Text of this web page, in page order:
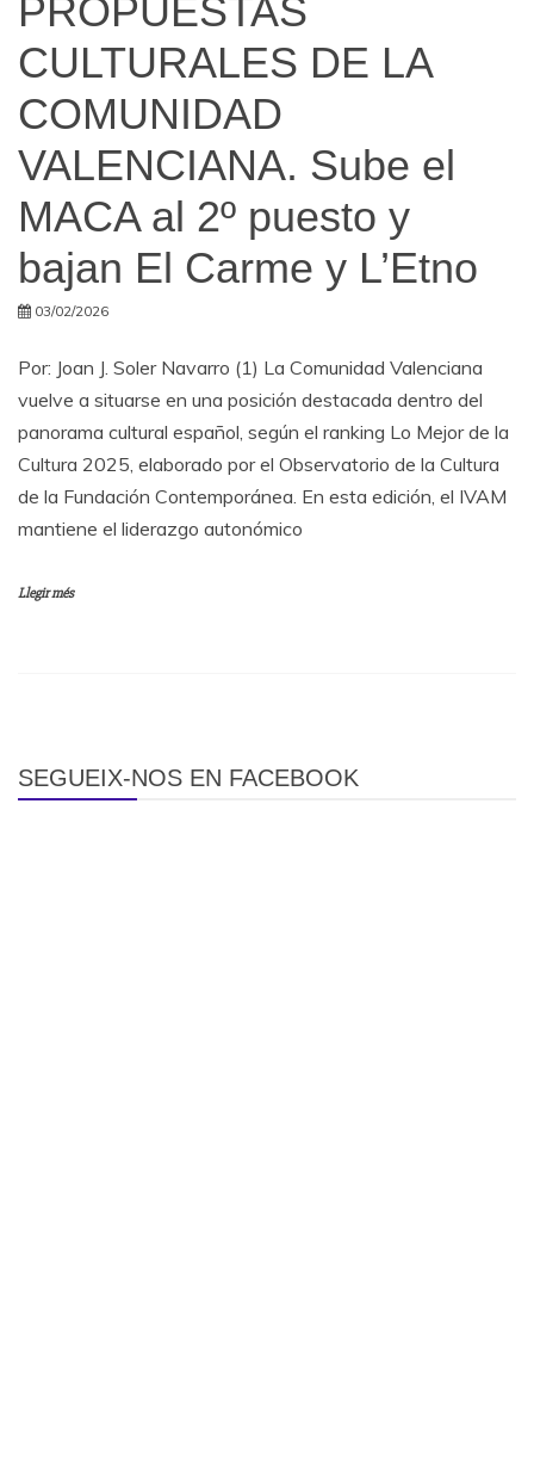
PROPUESTAS
CULTURALES DE LA
COMUNIDAD
VALENCIANA. Sube el
MACA al 2º puesto y
bajan El Carme y L’Etno
03/02/2026
Por: Joan J. Soler Navarro (1) La Comunidad Valenciana
vuelve a situarse en una posición destacada dentro del
panorama cultural español, según el ranking Lo Mejor de la
Cultura 2025, elaborado por el Observatorio de la Cultura
de la Fundación Contemporánea. En esta edición, el IVAM
mantiene el liderazgo autonómico
Llegir més
SEGUEIX-NOS EN FACEBOOK